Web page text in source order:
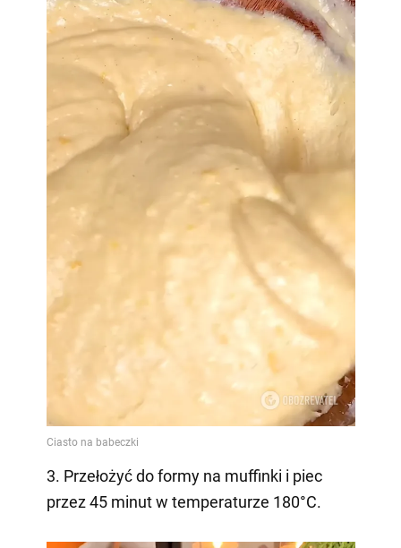
3. Przełożyć do formy na muffinki i piec
przez 45 minut w temperaturze 180°C.